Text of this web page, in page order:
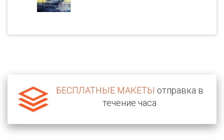
БЕСПЛАТНЫЕ МАКЕТЫ отправка в
течение часа